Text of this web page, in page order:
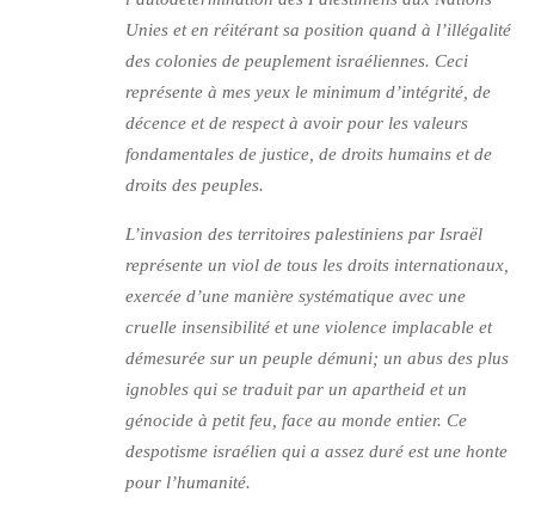
Unies et en réitérant sa position quand à l’illégalité
des colonies de peuplement israéliennes. Ceci
représente à mes yeux le minimum d’intégrité, de
décence et de respect à avoir pour les valeurs
fondamentales de justice, de droits humains et de
droits des peuples.
L’invasion des territoires palestiniens par Israël
représente un viol de tous les droits internationaux,
exercée d’une manière systématique avec une
cruelle insensibilité et une violence implacable et
démesurée sur un peuple démuni; un abus des plus
ignobles qui se traduit par un apartheid et un
génocide à petit feu, face au monde entier. Ce
despotisme israélien qui a assez duré est une honte
pour l’humanité.